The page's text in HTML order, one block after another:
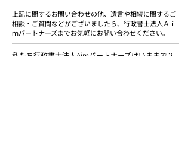
上記に関するお問い合わせの他、遺言や相続に関するご
相談・ご質問などがございましたら、行政書士法人Ａｉ
ｍパートナーズまでお気軽にお問い合わせください。
私たち行政書士法人Aimパートナーズはいままで２